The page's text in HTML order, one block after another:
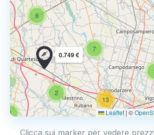
4
2
6
7
13
0.749 €
Leaflet | ©
Clicca sui marker per vedere